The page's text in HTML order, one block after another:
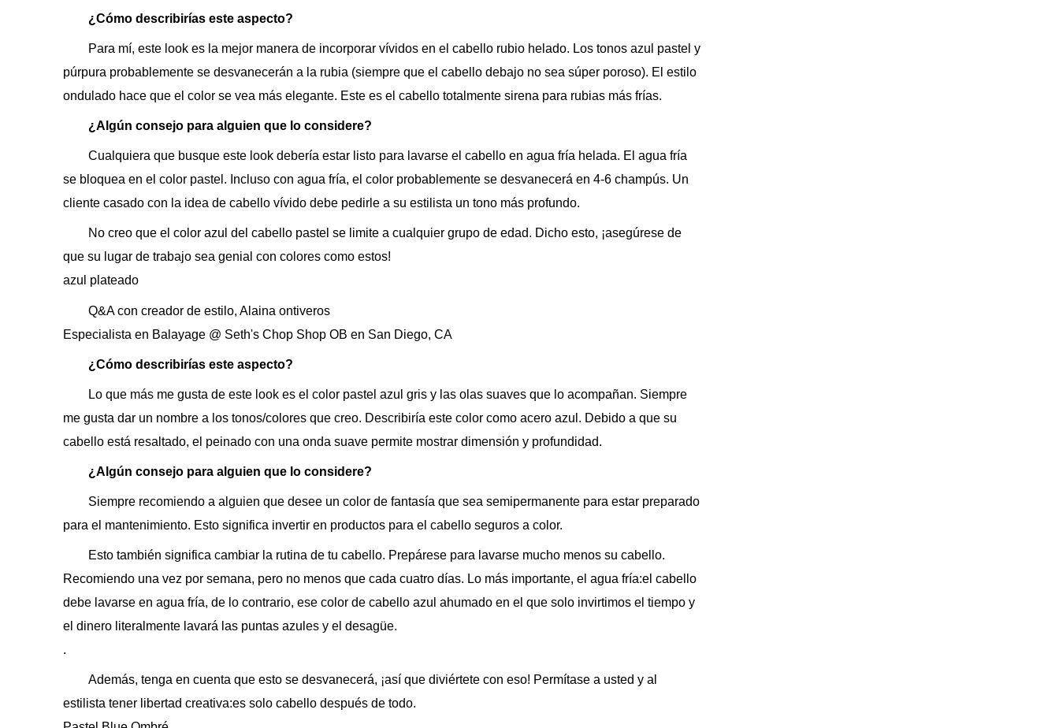
¿Cómo describirías este aspecto?
Para mí, este look es la mejor manera de incorporar vívidos en el cabello rubio helado. Los tonos azul pastel y
púrpura probablemente se desvanecerán a la rubia (siempre que el cabello debajo no sea súper poroso). El estilo
ondulado hace que el color se vea más elegante. Este es el cabello totalmente sirena para rubias más frías.
¿Algún consejo para alguien que lo considere?
Cualquiera que busque este look debería estar listo para lavarse el cabello en agua fría helada. El agua fría
se bloquea en el color pastel. Incluso con agua fría, el color probablemente se desvanecerá en 4-6 champús. Un
cliente casado con la idea de cabello vívido debe pedirle a su estilista un tono más profundo.
No creo que el color azul del cabello pastel se limite a cualquier grupo de edad. Dicho esto, ¡asegúrese de
que su lugar de trabajo sea genial con colores como estos!
azul plateado
Q&A con creador de estilo, Alaina ontiveros
Especialista en Balayage @ Seth's Chop Shop OB en San Diego, CA
¿Cómo describirías este aspecto?
Lo que más me gusta de este look es el color pastel azul gris y las olas suaves que lo acompañan. Siempre
me gusta dar un nombre a los tonos/colores que creo. Describiría este color como acero azul. Debido a que su
cabello está resaltado, el peinado con una onda suave permite mostrar dimensión y profundidad.
¿Algún consejo para alguien que lo considere?
Siempre recomiendo a alguien que desee un color de fantasía que sea semipermanente para estar preparado
para el mantenimiento. Esto significa invertir en productos para el cabello seguros a color.
Esto también significa cambiar la rutina de tu cabello. Prepárese para lavarse mucho menos su cabello.
Recomiendo una vez por semana, pero no menos que cada cuatro días. Lo más importante, el agua fría:el cabello
debe lavarse en agua fría, de lo contrario, ese color de cabello azul ahumado en el que solo invirtimos el tiempo y
el dinero literalmente lavará las puntas azules y el desagüe.
.
Además, tenga en cuenta que esto se desvanecerá, ¡así que diviértete con eso! Permítase a usted y al
estilista tener libertad creativa:es solo cabello después de todo.